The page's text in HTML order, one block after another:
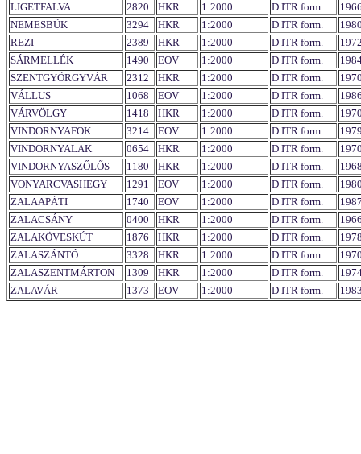
LIGETFALVA
2820 HKR 1:2000 D ITR form.
NEMESBÜK
3294 HKR 1:2000 D ITR form.
REZI
2389 HKR 1:2000 D ITR form.
SÁRMELLÉK
1490 EOV 1:2000 D ITR form.
SZENTGYÖRGYVÁR
2312 HKR 1:2000 D ITR form.
VÁLLUS
1068 EOV 1:2000 D ITR form.
VÁRVÖLGY
1418 HKR 1:2000 D ITR form.
VINDORNYAFOK
3214 EOV 1:2000 D ITR form.
VINDORNYALAK
0654 HKR 1:2000 D ITR form.
VINDORNYASZŐLŐS
1180 HKR 1:2000 D ITR form.
VONYARCVASHEGY
1291 EOV 1:2000 D ITR form.
ZALAAPÁTI
1740 EOV 1:2000 D ITR form.
ZALACSÁNY
0400 HKR 1:2000 D ITR form.
ZALAKÖVESKÚT
1876 HKR 1:2000 D ITR form.
ZALASZÁNTÓ
3328 HKR 1:2000 D ITR form.
ZALASZENTMÁRTON
1309 HKR 1:2000 D ITR form.
ZALAVÁR
1373 EOV 1:2000 D ITR form.